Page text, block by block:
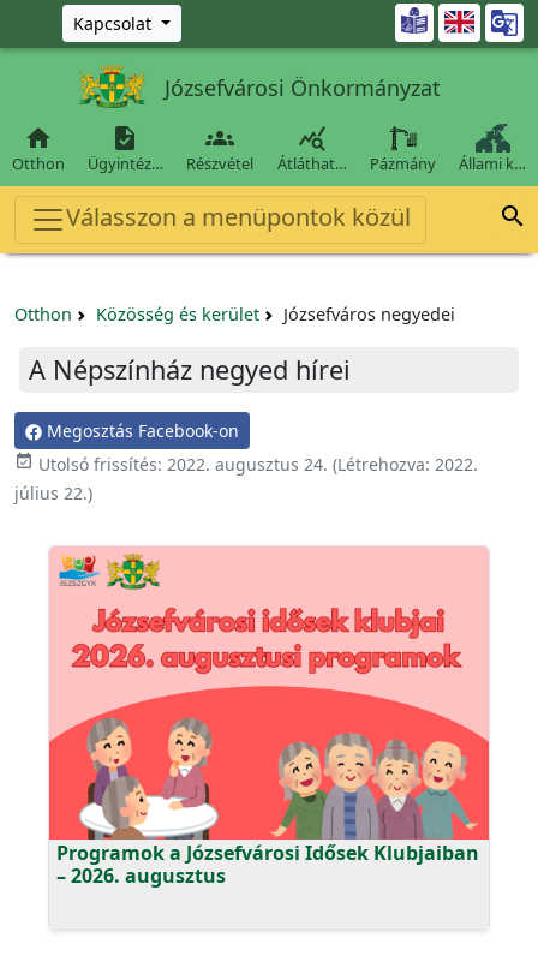
Ugrás a fő tartalomra
Kapcsolat 
Józsefvárosi Önkormányzat

Otthon

Ügyintéz…

Részvétel

Átláthat… Pázmány Állami k…
Válasszon a menüpontok közül 
Otthon Közösség és kerület Józsefváros negyedei
A Népszínház negyed hírei
Megosztás Facebook-on
event_available Utolsó frissítés: 2022. augusztus 24. (Létrehozva: 2022.
július 22.)
Programok a Józsefvárosi Idősek Klubjaiban
– 2026. augusztus